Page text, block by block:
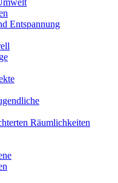
Entspannung
Räumlichkeiten